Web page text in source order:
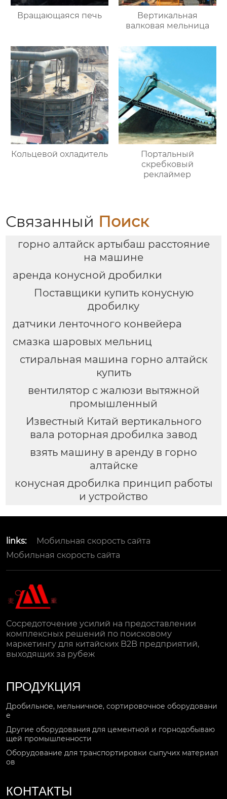
Вращающаяся печь
Вертикальная
валковая мельница
Кольцевой охладитель
Портальный
скребковый
реклаймер
Связанный Поиск
горно алтайск артыбаш расстояние
на машине
аренда конусной дробилки
Поставщики купить конусную
дробилку
датчики ленточного конвейера
смазка шаровых мельниц
стиральная машина горно алтайск
купить
вентилятор с жалюзи вытяжной
промышленный
Известный Китай вертикального
вала роторная дробилка завод
взять машину в аренду в горно
алтайске
конусная дробилка принцип работы
и устройство
links:
Мобильная скорость сайта
Мобильная скорость сайта
Сосредоточение усилий на предоставлении
комплексных решений по поисковому
маркетингу для китайских B2B предприятий,
выходящих за рубеж
ПРОДУКЦИЯ
Дробильное, мельничное, сортировочное оборудовани
е
Другие оборудования для цементной и горнодобываю
щей промышленности
Оборудование для транспортировки сыпучих материал
ов
КОНТАКТЫ